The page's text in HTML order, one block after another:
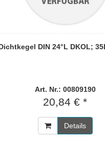
DIN 24°L DKOL;
Art. Nr.: 00809190
20,84 € *
Details